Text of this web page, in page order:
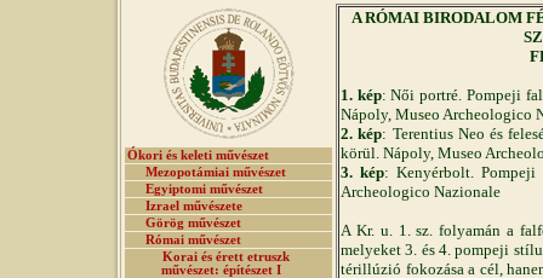
Ókori és keleti művészet
Mezopotámiai művészet
Egyiptomi művészet
Izrael művészete
Görög művészet
Római művészet
Korai és érett etruszk
művészet: építészet I
A RÓMAI BIRODALOM
1. kép: Női portré. Pompeji
Nápoly, Museo Archeologico
2. kép: Terentius Neo és
körül. Nápoly, Museo
3. kép: Kenyérbolt.
Archeologico Nazionale
A Kr. u. 1. sz. folyamán a
melyeket 3. és 4. pompeji
térillúzió fokozása a cél,